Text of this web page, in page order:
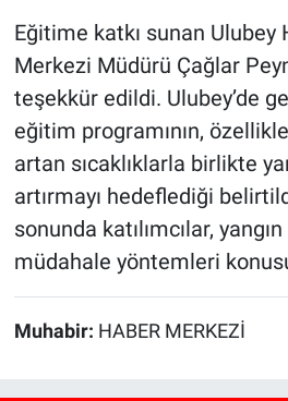
Eğitime katkı sunan Ulubey
Merkezi Müdürü Çağlar
teşekkür edildi. Ulubey’de
eğitim programının,
artan sıcaklıklarla birlikte
artırmayı hedeflediği
sonunda katılımcılar,
müdahale yöntemleri
Muhabir: HABER MERKEZİ